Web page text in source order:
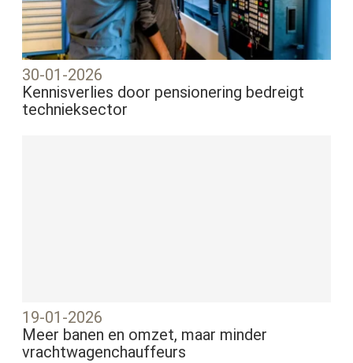
30-01-2026
Kennisverlies door pensionering bedreigt
technieksector
19-01-2026
Meer banen en omzet, maar minder
vrachtwagenchauffeurs